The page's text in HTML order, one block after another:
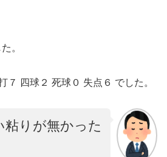
。
７ 四球２ 死球０ 失点６ でした。
粘りが無かった